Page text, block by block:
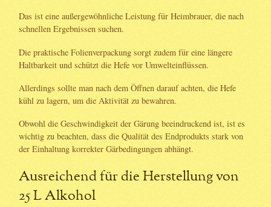
Das ist eine außergewöhnliche Leistung für Heimbrauer, die nach
schnellen Ergebnissen suchen.
Die praktische Folienverpackung sorgt zudem für eine längere
Haltbarkeit und schützt die Hefe vor Umwelteinflüssen.
Allerdings sollte man nach dem Öffnen darauf achten, die Hefe
kühl zu lagern, um die Aktivität zu bewahren.
Obwohl die Geschwindigkeit der Gärung beeindruckend ist, ist es
wichtig zu beachten, dass die Qualität des Endprodukts stark von
der Einhaltung korrekter Gärbedingungen abhängt.
Ausreichend für die Herstellung von
25 L Alkohol